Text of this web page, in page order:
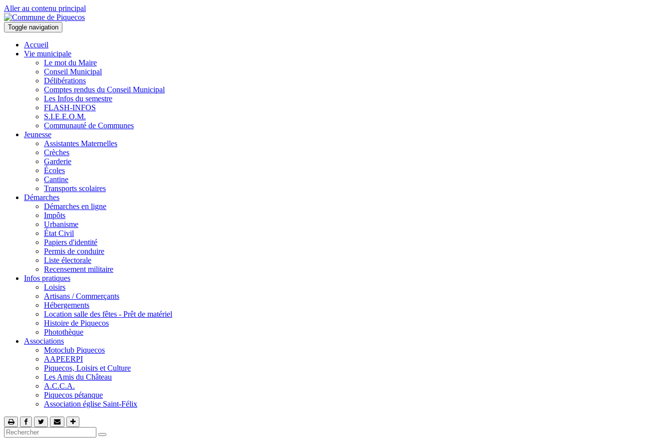
Aller au contenu principal
Toggle navigation
Accueil
Vie municipale
Le mot du Maire
Conseil Municipal
Délibérations
Comptes rendus du Conseil Municipal
Les Infos du semestre
FLASH-INFOS
S.I.E.E.O.M.
Communauté de Communes
Jeunesse
Assistantes Maternelles
Crèches
Garderie
Écoles
Cantine
Transports scolaires
Démarches
Démarches en ligne
Impôts
Urbanisme
État Civil
Papiers d'identité
Permis de conduire
Liste électorale
Recensement militaire
Infos pratiques
Loisirs
Artisans / Commerçants
Hébergements
Location salle des fêtes - Prêt de matériel
Histoire de Piquecos
Photothèque
Associations
Motoclub Piquecos
AAPEERPI
Piquecos, Loisirs et Culture
Les Amis du Château
A.C.C.A.
Piquecos pétanque
Association église Saint-Félix